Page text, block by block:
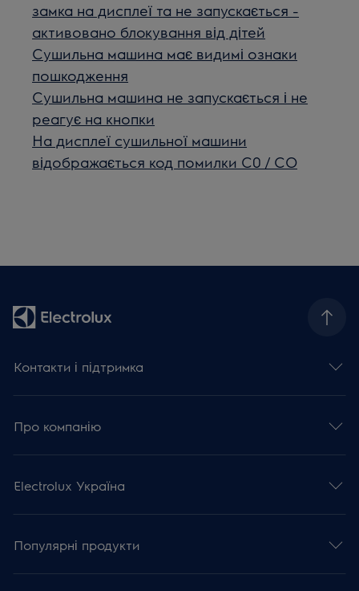
замка на дисплеї та не запускається -
активовано блокування від дітей
Сушильна машина має видимі ознаки
пошкодження
Сушильна машина не запускається і не
реагує на кнопки
На дисплеї сушильної машини
відображається код помилки C0 / CO
Контакти і підтримка
Про компанію
Electrolux Україна
Популярні продукти